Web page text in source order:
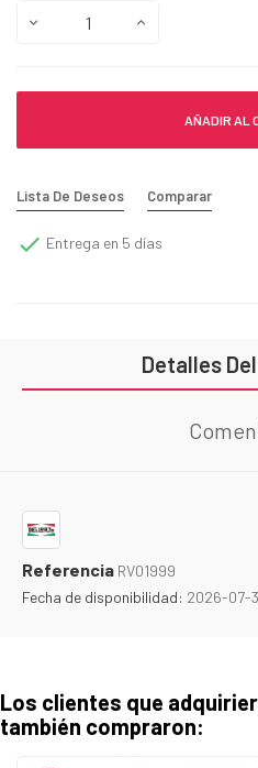
AÑADIR AL
Lista De Deseos Comparar
 Entrega en 5 días
Detalles
Referencia RV01999
Fecha de disponibilidad: 2026-07-
Los clientes que
también compraron: